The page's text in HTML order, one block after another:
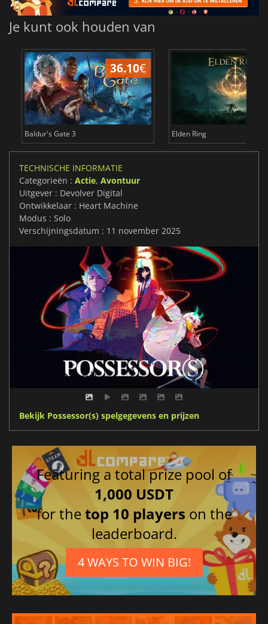
Je kunt ook houden van
36.10€
Baldur's Gate 3 Elden Ring
TECHNISCHE INFORMATIE
Categorieën : Actie, Avontuur
Uitgever : Devolver Digital
Ontwikkelaar : Heart Machine
Modus : Solo
Verschijningsdatum : 11 november 2025
Bekijk Possessor(s) spelgegevens en prijzen
Featuring a total prize pool of
1,000 USDT
for thetop 10 players on the
leaderboard.
4 WAYS TO WIN BIG!